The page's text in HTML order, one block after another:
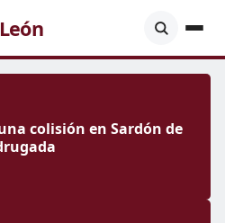
colisión en Sardón de